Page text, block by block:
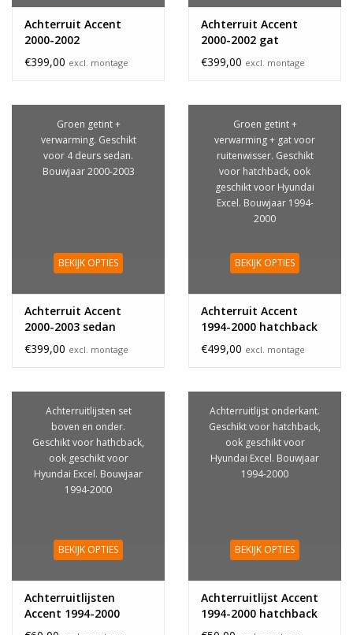
Achterruit Accent
2000-2002
€399,00 excl. montage
Achterruit Accent
2000-2002 gat
€399,00 excl. montage
Groen getint +
verwarming. Geschikt
voor 4 deurs sedan.
Bouwjaar 2000-2003
BEKIJK OPTIES
Achterruit Accent
2000-2003 sedan
€399,00 excl. montage
Groen getint +
verwarming + gat voor
ruitenwisser. Geschikt
voor hatchback, ook
geschikt voor Hyundai
Excel. Bouwjaar 1994-
2000
BEKIJK OPTIES
Achterruit Accent
1994-2000 hatchback
€499,00 excl. montage
Achterruitlijsten set
boven en onder.
Geschikt voor hathcback,
ook geschikt voor
Hyundai Excel. Bouwjaar
1994-2000
BEKIJK OPTIES
Achterruitlijsten
Accent 1994-2000
hatchback
Achterruitlijst onderkant.
Geschikt voor hatchback,
ook geschikt voor
Hyundai Excel. Bouwjaar
1994-2000
BEKIJK OPTIES
Achterruitlijst Accent
1994-2000 hatchback
onderkant